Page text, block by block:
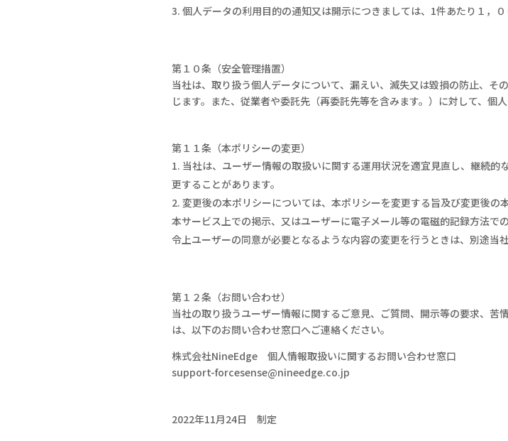
個人データの利用目的の通知又は開示につきましては、 1件あたり１，０
第１０条（安全管理措置）
当社は、取り扱う個人データについて、漏えい、滅失又は毀損の防止、
じます。また、従業者や委託先（再委託先等を含みます。）に対して、個
第１１条（本ポリシーの変更）
当社は、ユーザー情報の取扱いに関する運用状況を適宜見直し、継続
更することがあります。
変更後の本ポリシーについては、本ポリシーを変更する旨及び変更後
本サービス上での掲示、又はユーザーに電子メール等の電磁的記録方法
令上ユーザーの同意が必要となるような内容の変更を行うときは、別途当
第１２条（お問い合わせ）
当社の取り扱うユーザー情報に関するご意見、ご質問、開示等の要求、
は、以下のお問い合わせ窓口へご連絡ください。
株式会社NineEdge個人情報取扱いに関するお問い合わせ窓口
support-forcesense@nineedge.co.jp
2022年11月24日 制定